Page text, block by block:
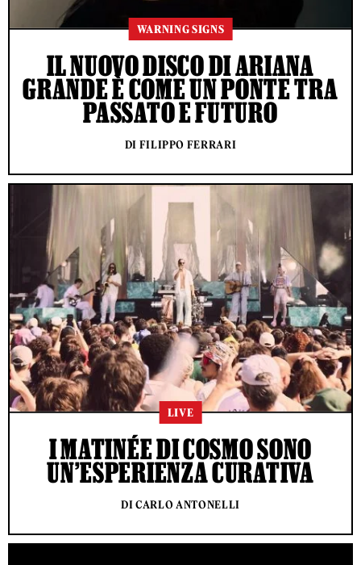
WARNING SIGNS
IL NUOVO DISCO DI ARIANA
GRANDE È COME UN PONTE TRA
PASSATO E FUTURO
DI FILIPPO FERRARI
LIVE
I MATINÉE DI COSMO SONO
UN’ESPERIENZA CURATIVA
DI CARLO ANTONELLI